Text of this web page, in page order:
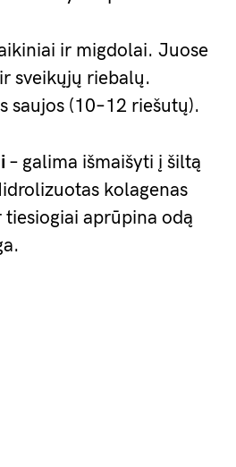
ir migdolai. Juose
sveikųjų riebalų.
saujos (10–12 riešutų).
– galima išmaišyti į šiltą
kolagenas
tiesiogiai aprūpina odą